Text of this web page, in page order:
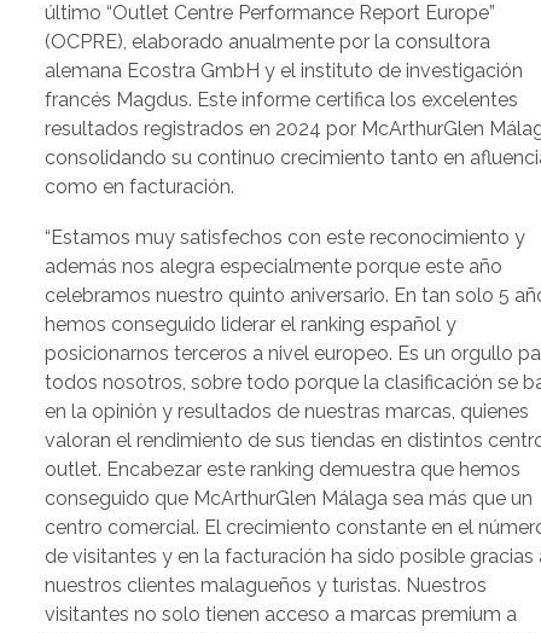
último “Outlet Centre Performance Report Europe”
(OCPRE), elaborado anualmente por la consultora
alemana Ecostra GmbH y el instituto de investigación
francés Magdus. Este informe certifica los excelentes
resultados registrados en 2024 por McArthurGlen
consolidando su continuo crecimiento tanto en
como en facturación.
“Estamos muy satisfechos con este reconocimiento y
además nos alegra especialmente porque este año
celebramos nuestro quinto aniversario. En tan solo 5
hemos conseguido liderar el ranking español y
posicionarnos terceros a nivel europeo. Es un orgullo
todos nosotros, sobre todo porque la clasificación se
en la opinión y resultados de nuestras marcas, quienes
valoran el rendimiento de sus tiendas en distintos
outlet. Encabezar este ranking demuestra que hemos
conseguido que McArthurGlen Málaga sea más que un
centro comercial. El crecimiento constante en el
de visitantes y en la facturación ha sido posible gracias
nuestros clientes malagueños y turistas. Nuestros
visitantes no solo tienen acceso a marcas premium a